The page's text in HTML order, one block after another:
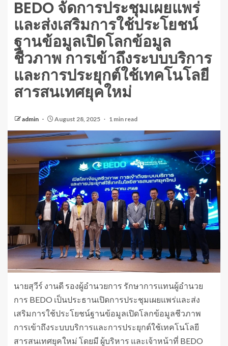
BEDO จัดการประชุมเผยแพร่
และส่งเสริมการใช้ประโยชน์
ฐานข้อมูลเปิดโลกข้อมูล
ชีวภาพ การเข้าถึงระบบบริการ
และการประยุกต์ใช้เทคโนโลยี
สารสนเทศยุคใหม่
admin August 28, 2025 1 min read
นายสุวีร์ งานดี รองผู้อำนวยการ รักษาการแทนผู้อำนวย
การ BEDO เป็นประธานเปิดการประชุมเผยแพร่และส่ง
เสริมการใช้ประโยชน์ฐานข้อมูลเปิดโลกข้อมูลชีวภาพ
การเข้าถึงระบบบริการและการประยุกต์ใช้เทคโนโลยี
สารสนเทศยุคใหม่ โดยมี ผู้บริหาร และเจ้าหน้าที่ BEDO